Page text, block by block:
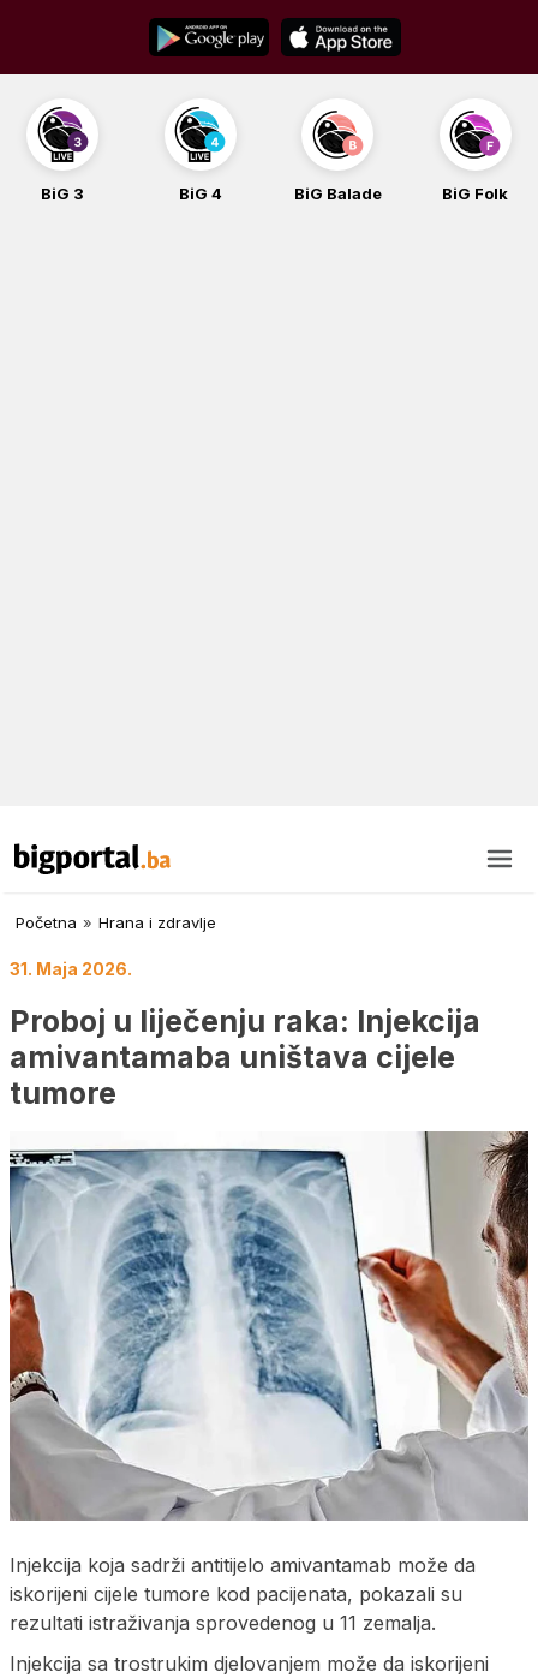
content
BiG 3 BiG 4 BiG Balade BiG Folk
Početna » Hrana i zdravlje
31. Maja 2026.
Proboj u liječenju raka: Injekcija
amivantamaba uništava cijele
tumore
Injekcija koja sadrži antitijelo amivantamab može da
iskorijeni cijele tumore kod pacijenata, pokazali su
rezultati istraživanja sprovedenog u 11 zemalja.
Injekcija sa trostrukim djelovanjem može da iskorijeni